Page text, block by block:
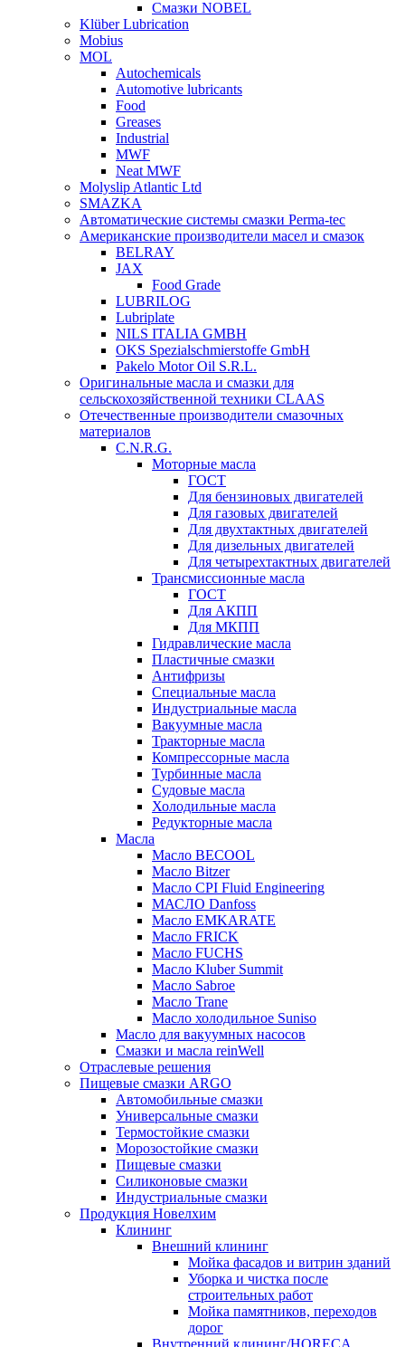
Смазки NOBEL
Klüber Lubrication
Mobius
MOL
Autochemicals
Automotive lubricants
Food
Greases
Industrial
MWF
Neat MWF
Molyslip Atlantic Ltd
SMAZKA
Автоматические системы смазки Perma-tec
Американские производители масел и смазок
BELRAY
JAX
Food Grade
LUBRILOG
Lubriplate
NILS ITALIA GMBH
OKS Spezialschmierstoffe GmbH
Pakelo Motor Oil S.R.L.
Оригинальные масла и смазки для
сельскохозяйственной техники CLAAS
Отечественные производители смазочных
материалов
C.N.R.G.
Моторные масла
ГОСТ
Для бензиновых двигателей
Для газовых двигателей
Для двухтактных двигателей
Для дизельных двигателей
Для четырехтактных двигателей
Трансмиссионные масла
ГОСТ
Для АКПП
Для МКПП
Гидравлические масла
Пластичные смазки
Антифризы
Специальные масла
Индустриальные масла
Вакуумные масла
Тракторные масла
Компрессорные масла
Турбинные масла
Судовые масла
Холодильные масла
Редукторные масла
Масла
Масло BECOOL
Масло Bitzer
Масло CPI Fluid Engineering
МАСЛО Danfoss
Масло EMKARATE
Масло FRICK
Масло FUCHS
Масло Kluber Summit
Масло Sabroe
Масло Trane
Масло холодильное Suniso
Масло для вакуумных насосов
Смазки и масла reinWell
Отраслевые решения
Пищевые смазки ARGO
Автомобильные смазки
Универсальные смазки
Термостойкие смазки
Морозостойкие смазки
Пищевые смазки
Силиконовые смазки
Индустриальные смазки
Продукция Новелхим
Клининг
Внешний клининг
Мойка фасадов и витрин зданий
Уборка и чистка после
строительных работ
Мойка памятников, переходов
дорог
Внутренний клининг/HORECA